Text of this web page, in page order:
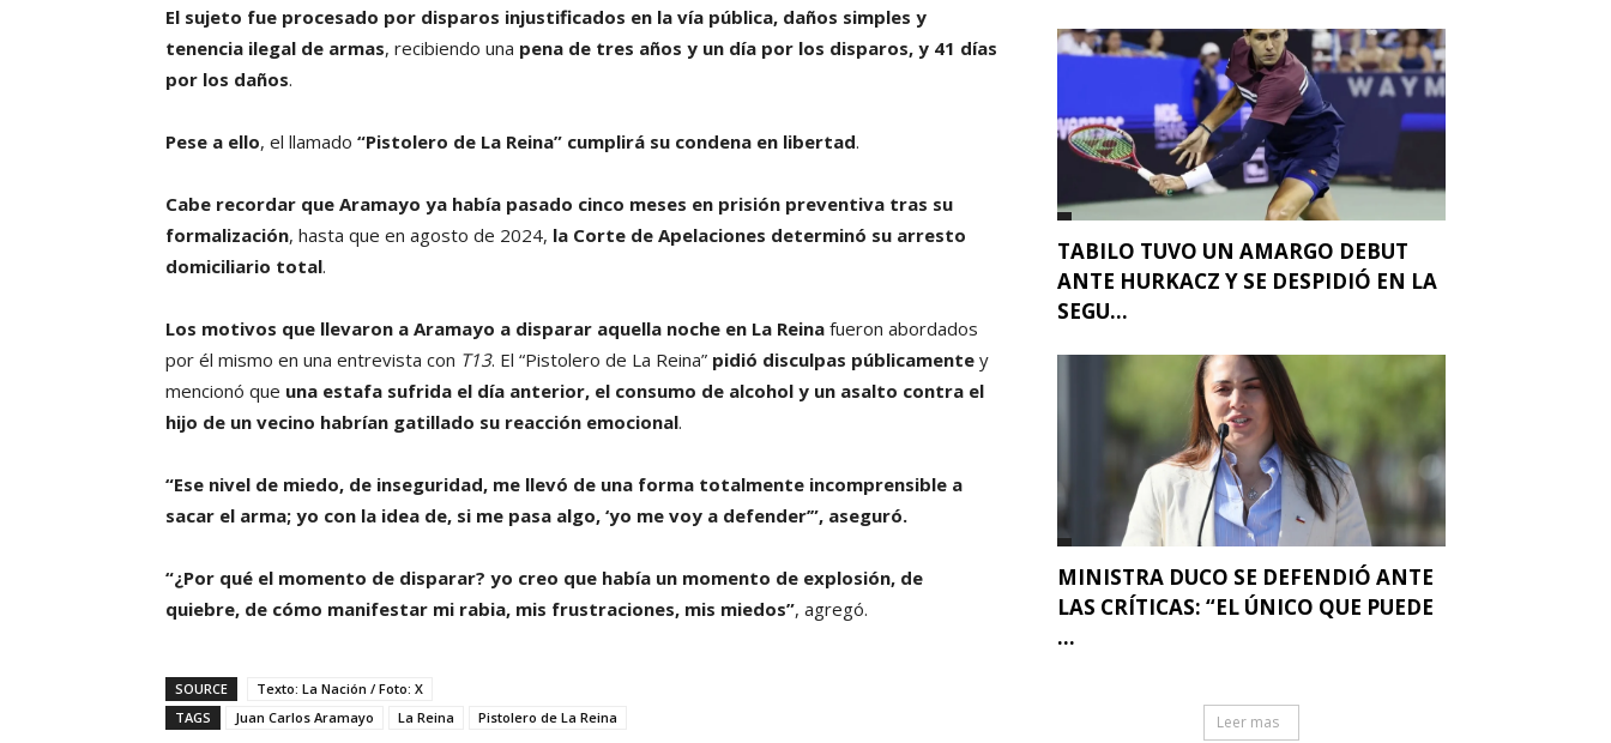
El sujeto fue procesado por disparos injustificados en la vía pública, daños simples y
tenencia ilegal de armas, recibiendo una pena de tres años y un día por los disparos, y 41 días
por los daños.
Pese a ello, el llamado “Pistolero de La Reina” cumplirá su condena en libertad.
Cabe recordar que Aramayo ya había pasado cinco meses en prisión preventiva tras su
formalización, hasta que en agosto de 2024, la Corte de Apelaciones determinó su arresto
domiciliario total.
Los motivos que llevaron a Aramayo a disparar aquella noche en La Reina fueron abordados
por él mismo en una entrevista con T13. El “Pistolero de La Reina” pidió disculpas públicamente y
mencionó que una estafa sufrida el día anterior, el consumo de alcohol y un asalto contra el
hijo de un vecino habrían gatillado su reacción emocional.
“Ese nivel de miedo, de inseguridad, me llevó de una forma totalmente incomprensible a
sacar el arma; yo con la idea de, si me pasa algo, ‘yo me voy a defender’”, aseguró.
“¿Por qué el momento de disparar? yo creo que había un momento de explosión, de
quiebre, de cómo manifestar mi rabia, mis frustraciones, mis miedos”, agregó.
SOURCE
Texto: La Nación / Foto: X
TAGS
Juan Carlos Aramayo La Reina Pistolero de La Reina
TABILO TUVO UN AMARGO DEBUT
ANTE HURKACZ Y SE DESPIDIÓ EN LA
SEGU...
MINISTRA DUCO SE DEFENDIÓ ANTE
LAS CRÍTICAS: “EL ÚNICO QUE PUEDE
...
Leer mas